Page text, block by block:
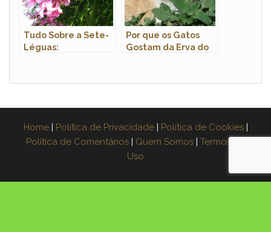
Tudo Sobre a Sete-
Léguas:
Por que os Gatos
Gostam da Erva do
Home | Política de Privacidade | Política de Cookies |
Política de Comentários | Quem Somos | Termos de
Uso